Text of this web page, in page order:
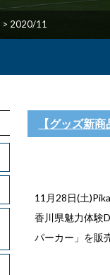
> 2020/11
【グッズ新
11月28日(土
香川県魅力体験
パーカー」を販